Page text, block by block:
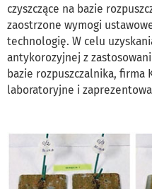
czyszczące na bazie
zaostrzone wymogi
technologię. W celu
antykorozyjnej z
bazie rozpuszczalnika, firma
laboratoryjne i